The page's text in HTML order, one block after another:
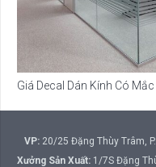
Giá Decal Dán Kính Có
VP:20/25 Đặng Thùy Trâm,
Xưởng Sản Xuất: 1/7S Đặng